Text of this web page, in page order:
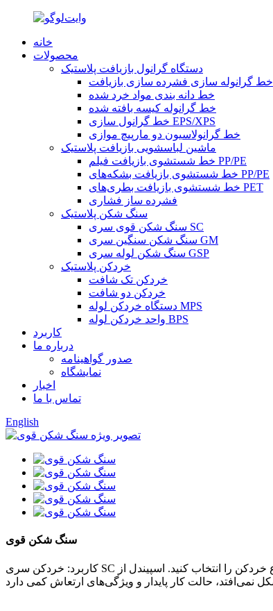
خانه
محصولات
دستگاه گرانول بازیافت پلاستیک
خط گرانوله سازی فشرده سازی بازیافت
خط دانه بندی مواد خرد شده
خط گرانوله کیسه بافته شده
خط گرانول سازی EPS/XPS
خط گرانولاسیون دو مارپیچ موازی
ماشین لباسشویی بازیافت پلاستیک
خط شستشوی بازیافت فیلم PP/PE
خط شستشوی بازیافت بشکه‌های PP/PE
خط شستشوی بازیافت بطری‌های PET
فشرده ساز فشاری
سنگ شکن پلاستیک
سنگ شکن قوی سری SC
سنگ شکن سنگین سری GM
سنگ شکن لوله سری GSP
خردکن پلاستیک
خردکن تک شافت
خردکن دو شافت
دستگاه خردکن لوله MPS
واحد خردکن لوله BPS
کاربرد
درباره ما
صدور گواهینامه
نمایشگاه
اخبار
تماس با ما
English
سنگ شکن قوی
کاربرد: خردکن سری SC برای خرد کردن انواع ضایعات پلاستیک نرم و سخت مناسب است تا میزان استفاده از پلاستیک بهبود یابد. بسته به اندازه و ظرفیت، می‌توانید انواع خردکن را انتخاب کنید. اسپیندل از